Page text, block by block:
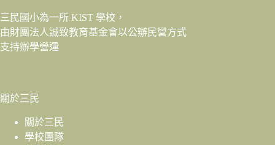
三民國小為一所 KIST 學校，
由財團法人誠致教育基金會以公辦民營方式
支持辦學營運
關於三民
關於三民
學校團隊